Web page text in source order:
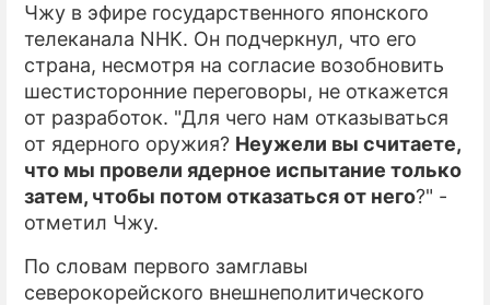
СТИЛЬ ЖИЗНИ
СЕРИАЛЫ
ИГРЫ
ПРЕСС-РЕЛИЗЫ
О ПРОЕКТЕ
Чжу в эфире государственного японского
телеканала NHK. Он подчеркнул, что его
страна, несмотря на согласие возобновить
шестисторонние переговоры, не откажется
от разработок. "Для чего нам отказываться
от ядерного оружия? Неужели вы считаете,
что мы провели ядерное испытание только
затем, чтобы потом отказаться от него?" -
отметил Чжу.
По словам первого замглавы
северокорейского внешнеполитического